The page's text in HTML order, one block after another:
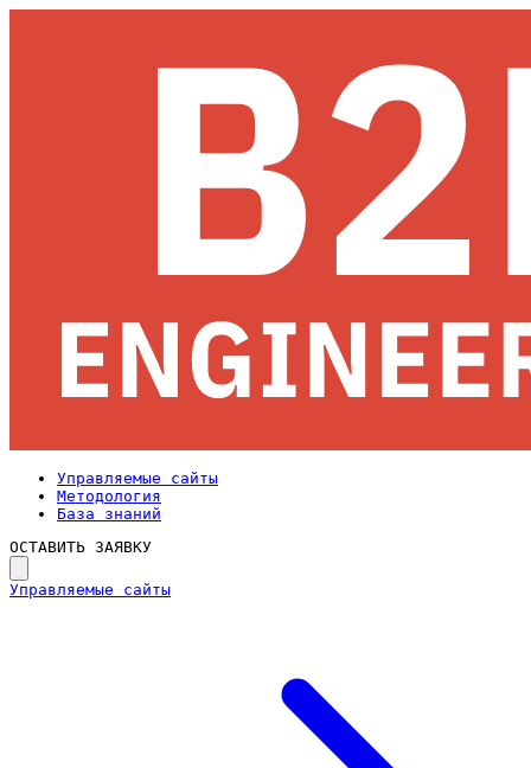
Управляемые сайты
Методология
База знаний
ОСТАВИТЬ ЗАЯВКУ
Управляемые сайты